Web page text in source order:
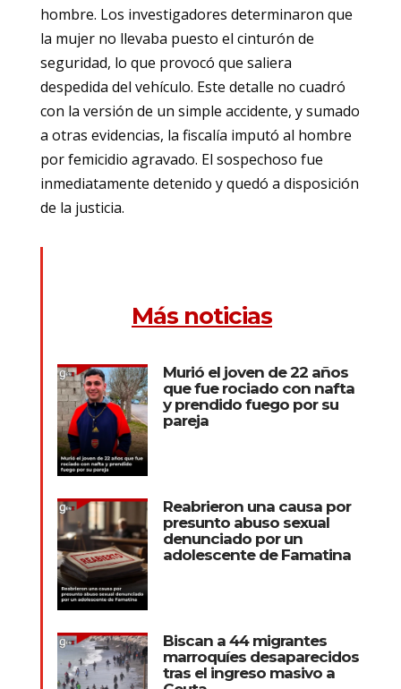
hombre. Los investigadores determinaron que
la mujer no llevaba puesto el cinturón de
seguridad, lo que provocó que saliera
despedida del vehículo. Este detalle no cuadró
con la versión de un simple accidente, y sumado
a otras evidencias, la fiscalía imputó al hombre
por femicidio agravado. El sospechoso fue
inmediatamente detenido y quedó a disposición
de la justicia.
Más noticias
Murió el joven de 22 años
que fue rociado con nafta
y prendido fuego por su
pareja
Reabrieron una causa por
presunto abuso sexual
denunciado por un
adolescente de Famatina
Biscan a 44 migrantes
marroquíes desaparecidos
tras el ingreso masivo a